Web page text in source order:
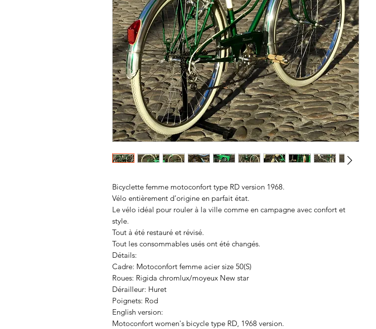
Bicyclette femme motoconfort type RD version 1968.
Vélo entièrement d’origine en parfait état.
Le vélo idéal pour rouler à la ville comme en campagne avec confort et
style.
Tout à été restauré et révisé.
Tout les consommables usés ont été changés.
Détails:
Cadre: Motoconfort femme acier size 50(S)
Roues: Rigida chromlux/moyeux New star
Dérailleur: Huret
Poignets: Rod
English version:
Motoconfort women's bicycle type RD, 1968 version.